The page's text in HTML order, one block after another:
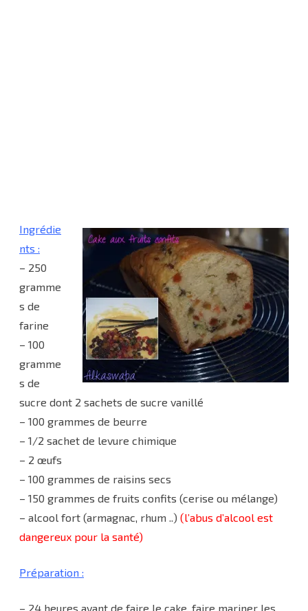
Ingrédie
nts :
– 250
gramme
s de
farine
– 100
gramme
s de
sucre dont 2 sachets de sucre vanillé
– 100 grammes de beurre
– 1/2 sachet de levure chimique
– 2 œufs
– 100 grammes de raisins secs
– 150 grammes de fruits confits (cerise ou mélange)
– alcool fort (armagnac, rhum ..) (l’abus d’alcool est
dangereux pour la santé)
Préparation :
– 24 heures avant de faire le cake, faire mariner les